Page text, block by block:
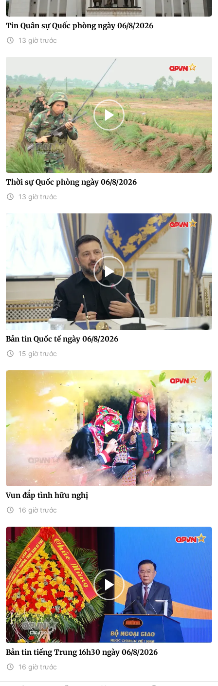
Tin Quân sự Quốc phòng ngày 06/8/2026
13 giờ trước
Thời sự Quốc phòng ngày 06/8/2026
13 giờ trước
Bản tin Quốc tế ngày 06/8/2026
15 giờ trước
Vun đắp tình hữu nghị
16 giờ trước
Bản tin tiếng Trung 16h30 ngày 06/8/2026
16 giờ trước